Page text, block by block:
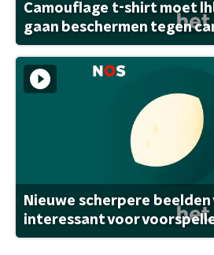
Camouflage t-shirt moet
gaan beschermen tegen
Nieuwe scherpere beelden
interessant voor